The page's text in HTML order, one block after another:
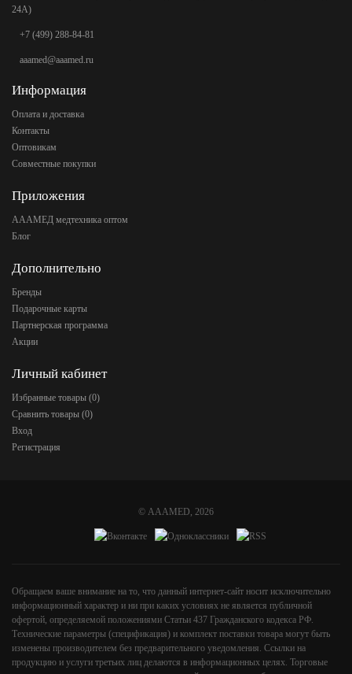
24А)
+7 (499) 288-84-81
aaamed@aaamed.ru
Информация
Оплата и доставка
Контакты
Оптовикам
Совместные покупки
Приложения
АААМЕД медтехника оптом
Блог
Дополнительно
Бренды
Подарочные карты
Партнерская программа
Акции
Личный кабинет
Избранные товары (0)
Сравнить товары (0)
Вход
Регистрация
© AAAMED, 2026
Обращаем ваше внимание на то, что данный интернет-сайт носит исключительно
информационный характер и ни при каких условиях не является публичной
офертой, определяемой положениями Статьи 437 Гражданского кодекса РФ.
Технические параметры (спецификация) и комплект поставки товара могут быть
изменены производителем без предварительного уведомления. Ссылки на
продукцию и услуги третьих лиц делаются в информационных целях. Торговые